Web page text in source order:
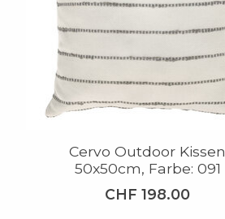
Cervo Outdoor Kissen
50x50cm, Farbe: 091
CHF 198.00